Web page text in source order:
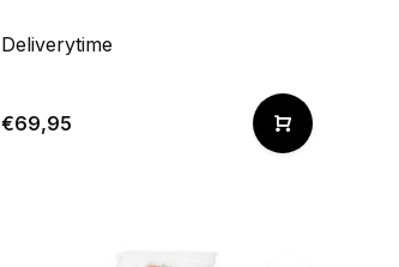
Deliverytime
€69,95